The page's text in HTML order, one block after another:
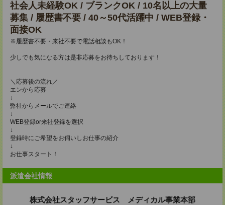
社会人未経験OK / ブランクOK / 10名以上の大量
募集 / 履歴書不要 / 40～50代活躍中 / WEB登録・
面接OK
※履歴書不要・来社不要で電話相談もOK！
少しでも気になる方は是非応募をお待ちしております！
＼応募後の流れ／
エンから応募
↓
弊社からメールでご連絡
↓
WEB登録or来社登録を選択
↓
登録時にご希望をお伺いしお仕事の紹介
↓
お仕事スタート！
派遣会社情報
株式会社スタッフサービス メディカル事業本部